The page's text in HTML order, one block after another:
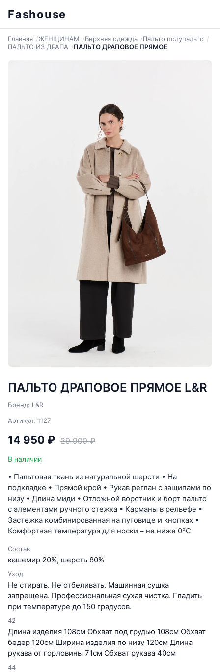
Fashouse
Главная ЖЕНЩИНАМ Верхняя одежда
Пальто полупальто
ПАЛЬТО ИЗ ДРАПА
ПАЛЬТО ДРАПОВОЕ ПРЯМОЕ
ПАЛЬТО ДРАПОВОЕ ПРЯМОЕ L&R
Бренд: L&R
Артикул: 1127
14 950 ₽ 29 900 ₽
В наличии
• Пальтовая ткань из натуральной шерсти • На
подкладке • Прямой крой • Рукав реглан с защипами по
низу • Длина миди • Отложной воротник и борт пальто
с элементами ручного стежка • Карманы в рельефе •
Застежка комбинированная на пуговице и кнопках •
Комфортная температура для носки – не ниже 0°C
Состав
кашемир 20%, шерсть 80%
Уход
Не стирать. Не отбеливать. Машинная сушка
запрещена. Профессиональная сухая чистка. Гладить
при температуре до 150 градусов.
42
Длина изделия 108см Обхват под грудью 108см Обхват
бедер 120см Ширина изделия по низу 120см Длина
рукава от горловины 71см Обхват рукава 40см
44